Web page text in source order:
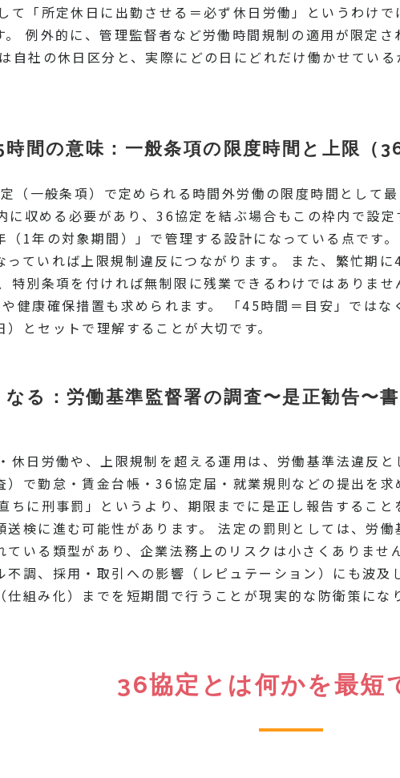
て「所定休日に出勤させる＝必ず休日労働」というわけ
。 例外的に、管理監督者など労働時間規制の適用が限定
自社の休日区分と、実際にどの日にどれだけ働かせてい
時間の意味：一般条項の限度時間と上限（
（一般条項）で定められる時間外労働の限度時間として
収める必要があり、36協定を結ぶ場合もこの枠内で設
（1年の対象期間）」で管理する設計になっている点で
っていれば上限規制違反につながります。 また、繁忙期
特別条項を付ければ無制限に残業できるわけではありま
健康確保措置も求められます。 「45時間＝目安」では
とセットで理解することが大切です。
る：労働基準監督署の調査〜是正勧告〜
休日労働や、上限規制を超える運用は、労働基準法違反
）で勤怠・賃金台帳・36協定届・就業規則などの提出を
ちに刑事罰」というより、期限までに是正し報告するこ
送検に進む可能性があります。 法定の罰則としては、労
ている類型があり、企業法務上のリスクは小さくありま
不調、採用・取引への影響（レピュテーション）にも波
組み化）までを短期間で行うことが現実的な防衛策になり
36協定とは何かを最短